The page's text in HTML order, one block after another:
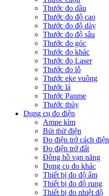
Thước đo dầu
Thước đo độ cao
Thước đo độ dày
Thước đo độ sâu
Thước đo góc
Thước đo khác
Thước đo Laser
Thước đo lỗ
Thước eke vuông
Thước lá
Thước Panme
Thước thủy
Dụng cụ đo điện
Ampe kìm
Bút thử điện
Đo điện trở cách điện
Đo điện trở đất
Đồng hồ vạn năng
Dụng cụ đo khác
Thiết bị đo độ ẩm
Thiết bị đo độ rung
Thiết bị đo nhiệt độ